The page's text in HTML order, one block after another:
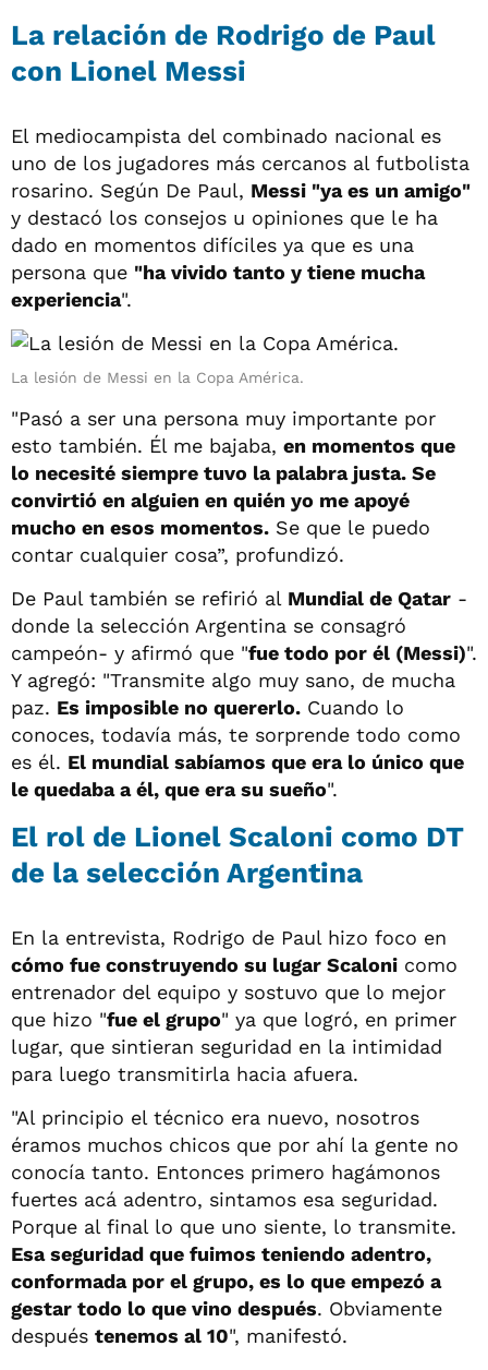
La relación de Rodrigo de Paul
con Lionel Messi
El mediocampista del combinado nacional es
uno de los jugadores más cercanos al futbolista
rosarino. Según De Paul, Messi "ya es un amigo"
y destacó los consejos u opiniones que le ha
dado en momentos difíciles ya que es una
persona que "ha vivido tanto y tiene mucha
experiencia".
La lesión de Messi en la Copa América.
"Pasó a ser una persona muy importante por
esto también. Él me bajaba, en momentos que
lo necesité siempre tuvo la palabra justa. Se
convirtió en alguien en quién yo me apoyé
mucho en esos momentos. Se que le puedo
contar cualquier cosa”, profundizó.
De Paul también se refirió al Mundial de Qatar -
donde la selección Argentina se consagró
campeón- y afirmó que "fue todo por él (Messi)".
Y agregó: "Transmite algo muy sano, de mucha
paz. Es imposible no quererlo. Cuando lo
conoces, todavía más, te sorprende todo como
es él. El mundial sabíamos que era lo único que
le quedaba a él, que era su sueño".
El rol de Lionel Scaloni como DT
de la selección Argentina
En la entrevista, Rodrigo de Paul hizo foco en
cómo fue construyendo su lugar Scaloni como
entrenador del equipo y sostuvo que lo mejor
que hizo "fue el grupo" ya que logró, en primer
lugar, que sintieran seguridad en la intimidad
para luego transmitirla hacia afuera.
"Al principio el técnico era nuevo, nosotros
éramos muchos chicos que por ahí la gente no
conocía tanto. Entonces primero hagámonos
fuertes acá adentro, sintamos esa seguridad.
Porque al final lo que uno siente, lo transmite.
Esa seguridad que fuimos teniendo adentro,
conformada por el grupo, es lo que empezó a
gestar todo lo que vino después. Obviamente
después tenemos al 10", manifestó.